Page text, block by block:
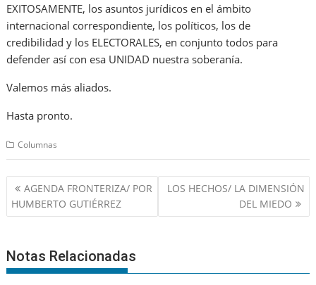
EXITOSAMENTE, los asuntos jurídicos en el ámbito
internacional correspondiente, los políticos, los de
credibilidad y los ELECTORALES, en conjunto todos para
defender así con esa UNIDAD nuestra soberanía.
Valemos más aliados.
Hasta pronto.
Columnas
Navegación
de
entradas
AGENDA FRONTERIZA/ POR
HUMBERTO GUTIÉRREZ
LOS HECHOS/ LA DIMENSIÓN
DEL MIEDO
Notas Relacionadas